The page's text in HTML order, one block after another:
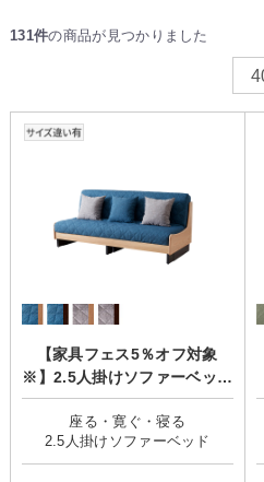
131件の商品が見つかりました
【家具フェス5％オフ対象
※】2.5人掛けソファーベッド
「Dorothy2(ドロシー2)」/肘
なし
座る・寛ぐ・寝る